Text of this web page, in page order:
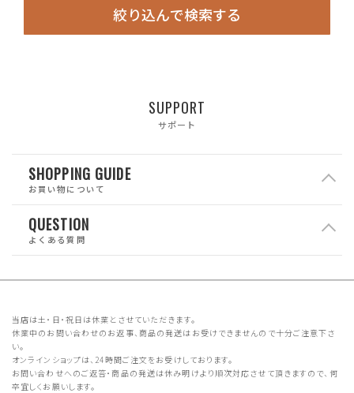
絞り込んで検索する
SUPPORT
サポート
SHOPPING GUIDE
お買い物について
QUESTION
よくある質問
当店は土・日・祝日は休業とさせていただきます。
休業中のお問い合わせのお返事、商品の発送はお受けできませんので十分ご注意下さ
い。
オンラインショップは、24時間ご注文をお受けしております。
お問い合わせへのご返答・商品の発送は休み明けより順次対応させて頂きますので、何
卒宜しくお願いします。